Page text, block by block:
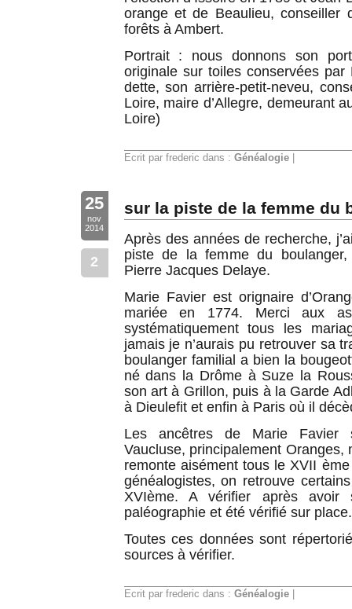
orange et de Beaulieu, conseiller
forêts à Ambert.
Portrait : nous donnons son
originale sur toiles conservées
dette, son arrière-petit-neveu,
Loire, maire d’Allegre, demeurant
Loire)
Ecrit par frederic dans : Généalogie|
25
nov
2014
2
sur la piste de la femme du
Après des années de recherche,
piste de la femme du
Pierre Jacques Delaye.
Marie Favier est orignaire
mariée en 1774. Merci aux
systématiquement tous les
jamais je n’aurais pu retrouver sa
boulanger familial a bien la
né dans la Drôme à Suze la
son art à Grillon, puis à la Garde
à Dieulefit et enfin à Paris où il
Les ancêtres de Marie Favier
Vaucluse, principalement Oranges,
remonte aisément tous le XVII
généalogistes, on retrouve
XVIème. A vérifier après avoir
paléographie et été vérifié sur place.
Toutes ces données sont
sources à vérifier.
Ecrit par frederic dans : Généalogie|